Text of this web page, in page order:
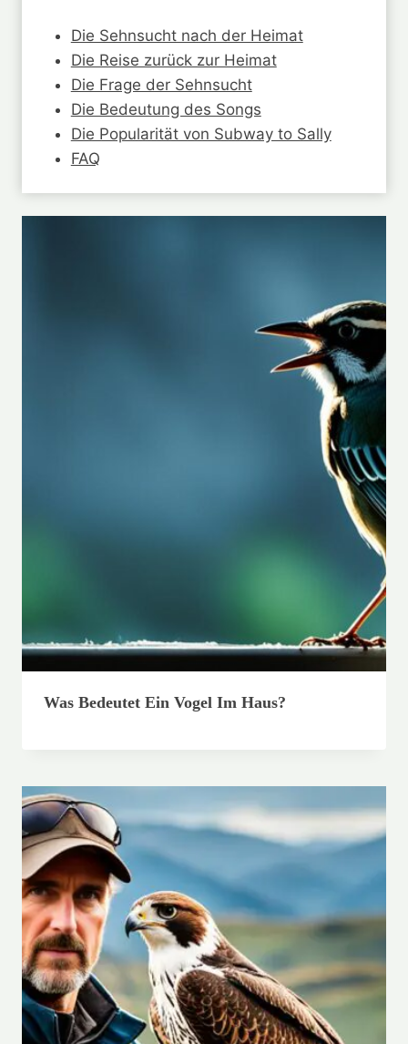
Die Sehnsucht nach der Heimat
Die Reise zurück zur Heimat
Die Frage der Sehnsucht
Die Bedeutung des Songs
Die Popularität von Subway to Sally
FAQ
Was Bedeutet Ein Vogel Im Haus?